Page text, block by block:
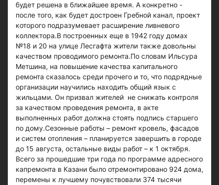
будет решена в ближайшее время. А конкретно -
после того, как будет достроен Гребной канал, проект
которого подразумевает расширение ливневого
коллектора.В построенных еще в 1942 году домах
№18 и 20 на улице Лесгафта жители также довольны
качеством проводимого ремонта.По словам Ильсура
Метшина, на повышение качества капитального
ремонта сказалось среди прочего и то, что подрядные
организации научились находить общий язык с
жильцами. Он призвал жителей не снижать контроля
за качеством проведения ремонта, в акте
выполненных работ должна стоять подпись старшего
по дому.Сезонные работы – ремонт кровель, фасадов
и систем отопления – планируется завершить в городе
до 15 августа, остальные виды работ – к 1 октября.
Всего за прошедшие три года по программе адресного
капремонта в Казани было отремонтировано 924 дома,
перемены к лучшему почувствовали 374 тысячи